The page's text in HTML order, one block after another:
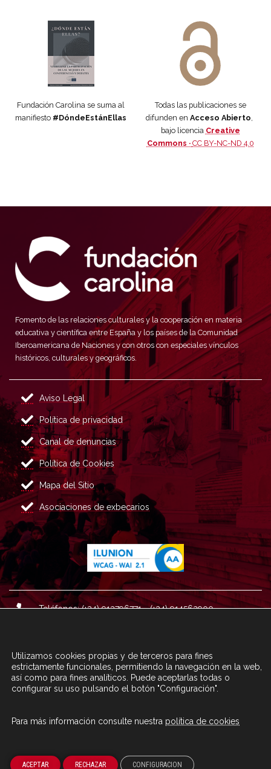
Fundación Carolina se suma al
manifiesto #DóndeEstánEllas
Todas las publicaciones se
difunden en Acceso Abierto
bajo licencia Creative
Commons · CC BY-NC-ND 4.0
Fomento de las relaciones culturales y la cooperación en materia
educativa y científica entre España y los países de la Comunidad
Iberoamericana de Naciones y con otros con especiales vínculos
históricos, culturales y geográficos.
Aviso Legal
Política de privacidad
Canal de denuncias
Política de Cookies
Mapa del Sitio
Asociaciones de exbecarios
Teléfonos: (+34) 913796771 - (+34) 914562900
Correo : informacion@fundacioncarolina.es
CONTACTA CON FCA TRAVÉS DEL
Utilizamos cookies propias y de terceros para fines
estrictamente funcionales, permitiendo la navegación en la web,
así como para fines analíticos. Puede aceptarlas todas o
configurar su uso pulsando el botón "Configuración".
Para más información consulte nuestra política de cookies
ACEPTAR RECHAZAR CONFIGURACION